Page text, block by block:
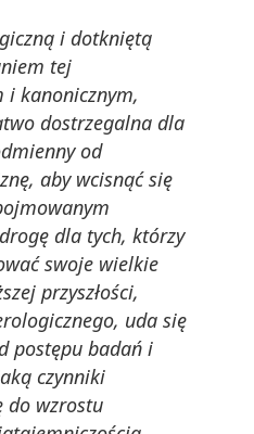
i dotkniętą
tej
i kanonicznym,
dostrzegalna dla
od
aby wcisnąć się
dla tych, którzy
swoje wielkie
przyszłości,
uda się
postępu badań i
czynniki
do wzrostu